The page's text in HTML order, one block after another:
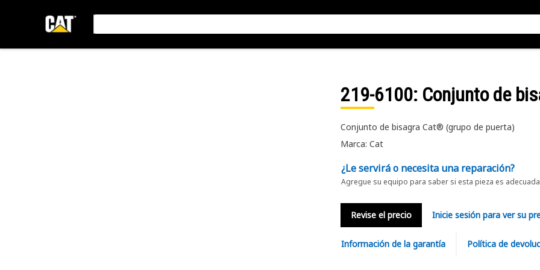
219-6100: Conjunto de
Conjunto de bisagra Cat® (grupo de puerta)
Marca: Cat
¿Le servirá o necesita una reparación?
Agregue su equipo para saber si esta pieza es
Revise el precio Inicie sesión para ver su
Información de la garantía Política de